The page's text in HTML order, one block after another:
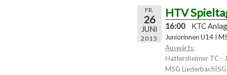
FR.
26
JUNI
2015
HTV
16:00 KTC
Juniorinnen U14 I
Auswärts:
Hattersheimer TC -
MSG